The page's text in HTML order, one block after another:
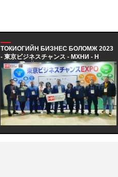
ТОКИОГИЙН БИЗНЕС БОЛОМЖ 2023
- 東京ビジネスチャンス - МХНИ - Н
"ХӨГЖЛИЙН НУУЦААС СУРАЛЦЪЯ"
ТУРШЛАГА СУДЛАХ ТУСГАЙ
ХӨТӨЛБӨРТ ХӨГЖЛИЙН АЯЛАЛ
"ТОКИОГИЙН БИЗНЕС БОЛОМЖ" -
(東京ビジネスチャンス) ИННОВАЦИЙН
ЭКСПО АРГА ХЭМЖЭЭНИЙ ХҮРЭЭНД
АМЖИЛТТАЙ ЗОХИОН
БАЙГУУЛАГДЛАА.